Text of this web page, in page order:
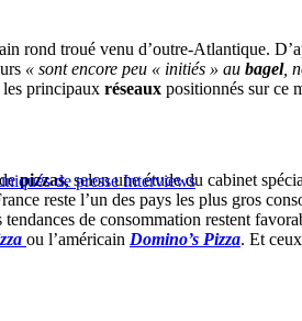
de presse Interviews
rond troué venu d’outre-Atlantique.
« sont encore peu « initiés » au bagel,
les principaux réseaux positionnés sur ce
pizzas, selon une étude du cabinet
reste l’un des pays les plus gros
de consommation restent
ou l’américain Domino’s Pizza. Et